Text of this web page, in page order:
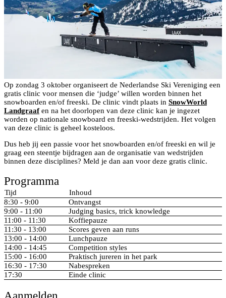
Op zondag 3 oktober organiseert de Nederlandse Ski Vereniging een
gratis clinic voor mensen die ‘judge’ willen worden binnen het
snowboarden en/of freeski. De clinic vindt plaats in SnowWorld
Landgraafen na het doorlopen van deze clinic kan je ingezet
worden op nationale snowboard en freeski-wedstrijden. Het volgen
van deze clinic is geheel kosteloos.
Dus heb jij een passie voor het snowboarden en/of freeski en wil je
graag een steentje bijdragen aan de organisatie van wedstrijden
binnen deze disciplines? Meld je dan aan voor deze gratis clinic.
Programma
Tijd
Inhoud
8:30 - 9:00
Ontvangst
9:00 - 11:00
Judging basics, trick knowledge
11:00 - 11:30
Koffiepauze
11:30 - 13:00
Scores geven aan runs
13:00 - 14:00
Lunchpauze
14:00 - 14:45
Competition styles
15:00 - 16:00
Praktisch jureren in het park
16:30 - 17:30
Nabespreken
17:30
Einde clinic